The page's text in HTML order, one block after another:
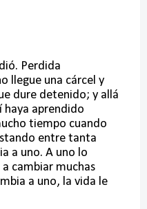
Perdida
llegue una cárcel y
dure detenido; y allá
haya aprendido
tiempo cuando
entre tanta
a uno. A uno lo
cambiar muchas
a uno, la vida le